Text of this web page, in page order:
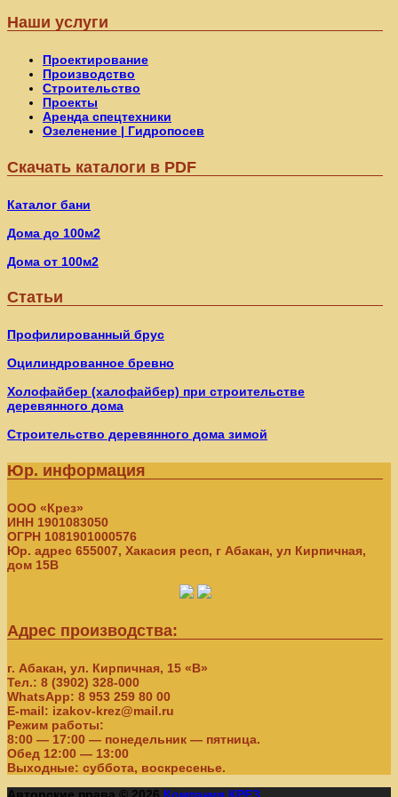
Наши услуги
Проектирование
Производство
Строительство
Проекты
Аренда спецтехники
Озеленение | Гидропосев
Скачать каталоги в PDF
Каталог бани
Дома до 100м2
Дома от 100м2
Статьи
Профилированный брус
Оцилиндрованное бревно
Холофайбер (халофайбер) при строительстве
деревянного дома
Строительство деревянного дома зимой
Юр. информация
ООО «Крез»
ИНН 1901083050
ОГРН 1081901000576
Юр. адрес 655007, Хакасия респ, г Абакан, ул Кирпичная,
дом 15В
Адрес производства:
г. Абакан, ул. Кирпичная, 15 «В»
Тел.: 8 (3902) 328-000
WhatsApp: 8 953 259 80 00
E-mail: izakov-krez@mail.ru
Режим работы:
8:00 — 17:00 — понедельник — пятница.
Обед 12:00 — 13:00
Выходные: суббота, воскресенье.